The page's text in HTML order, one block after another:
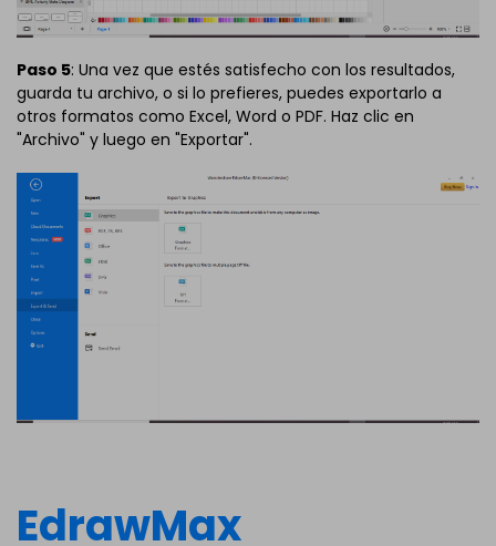
Paso 5: Una vez que estés satisfecho con los resultados,
guarda tu archivo, o si lo prefieres, puedes exportarlo a
otros formatos como Excel, Word o PDF. Haz clic en
"Archivo" y luego en "Exportar".
EdrawMax